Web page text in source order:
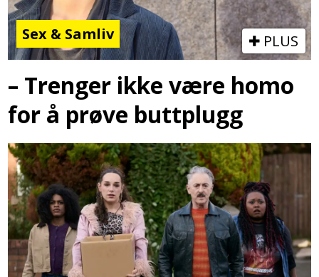
Sex & Samliv PLUS
– Trenger ikke være homo
for å prøve buttplugg